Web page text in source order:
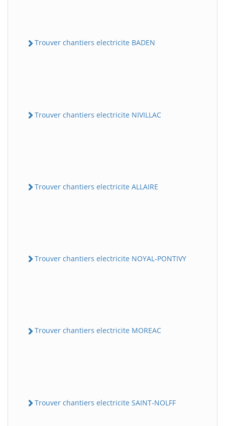
Trouver chantiers electricite BADEN
Trouver chantiers electricite NIVILLAC
Trouver chantiers electricite ALLAIRE
Trouver chantiers electricite NOYAL-PONTIVY
Trouver chantiers electricite MOREAC
Trouver chantiers electricite SAINT-NOLFF